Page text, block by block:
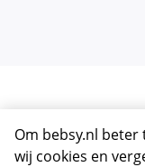
Om bebsy.nl
wij cookies en